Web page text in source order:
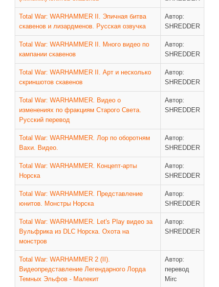
ДРУГИЕ ИГРЫ
Серия игр Mount and Blade
Вселенные Warhammer
Warhammer 40.000: Dawn of War
Серия игр «История войн»
Серия игр «King Arthur»
КРЕАТИВ
Блоги о рыбалке
Черный Гетман (роман)
ИСТОРИЯ
Загадки и тайны истории
Наше время
Новое время
Крестовые походы
Античность
Средние века
Total War: WARHAMMER II. Эпичная битва
скавенов и лизардменов. Русская озвучка
Автор:
SHREDDER
Total War: WARHAMMER II. Много видео по
кампании скавенов
Автор:
SHREDDER
Total War: WARHAMMER II. Арт и несколько
скриншотов скавенов
Автор:
SHREDDER
Total War: WARHAMMER. Видео о
изменениях по фракциям Старого Света.
Русский перевод
Автор:
SHREDDER
Total War: WARHAMMER. Лор по оборотням
Вахи. Видео.
Автор:
SHREDDER
Total War: WARHAMMER. Концепт-арты
Норска
Автор:
SHREDDER
Total War: WARHAMMER. Представление
юнитов. Монстры Норска
Автор:
SHREDDER
Total War: WARHAMMER. Let's Play видео за
Вульфрика из DLC Норска. Охота на
монстров
Автор:
SHREDDER
Total War: WARHAMMER 2 (II).
Видеопредставление Легендарного Лорда
Темных Эльфов - Малекит
Автор:
перевод
Mirc